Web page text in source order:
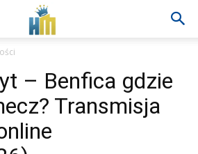
– Benfica gdzie
Transmisja